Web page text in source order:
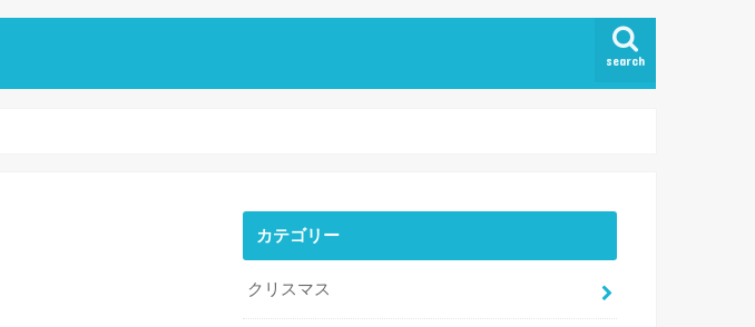
search
カテゴリー
クリスマス